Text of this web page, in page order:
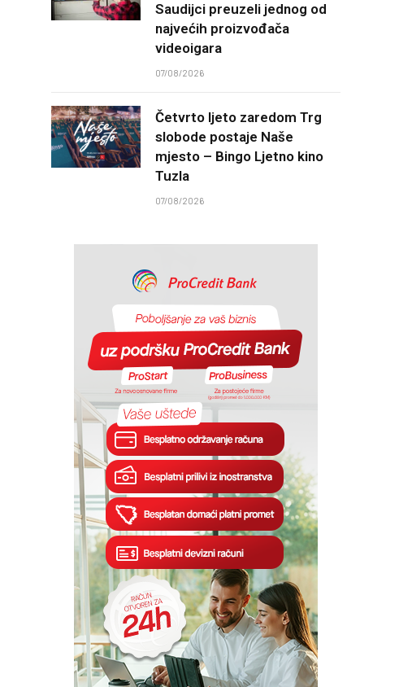
Saudijci preuzeli jednog od
najvećih proizvođača
videoigara
07/08/2026
Četvrto ljeto zaredom Trg
slobode postaje Naše
mjesto – Bingo Ljetno kino
Tuzla
07/08/2026